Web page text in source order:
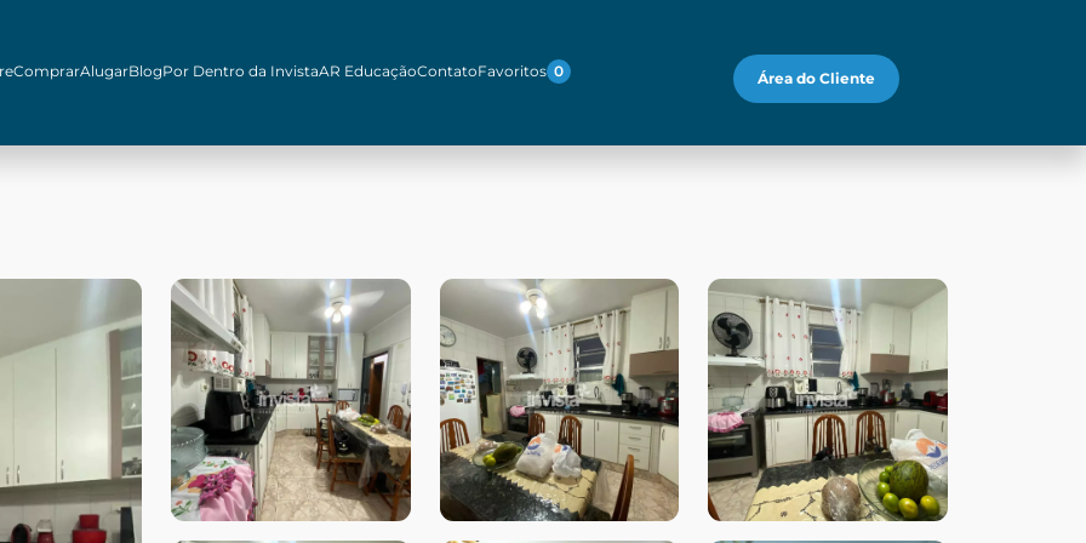
ComprarAlugarBlogPor Dentro da InvistaAR EducaçãoContatoFavoritos 0 Área do Cliente